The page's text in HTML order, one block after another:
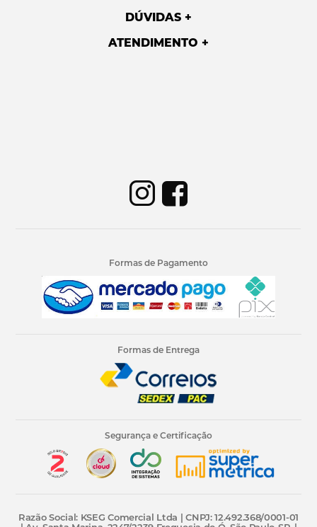
DÚVIDAS
ATENDIMENTO
Formas de Pagamento
Formas de Entrega
Segurança e Certificação
Razão Social: KSEG Comercial Ltda | CNPJ: 12.492.368/0001-01